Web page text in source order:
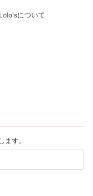
について
ます。